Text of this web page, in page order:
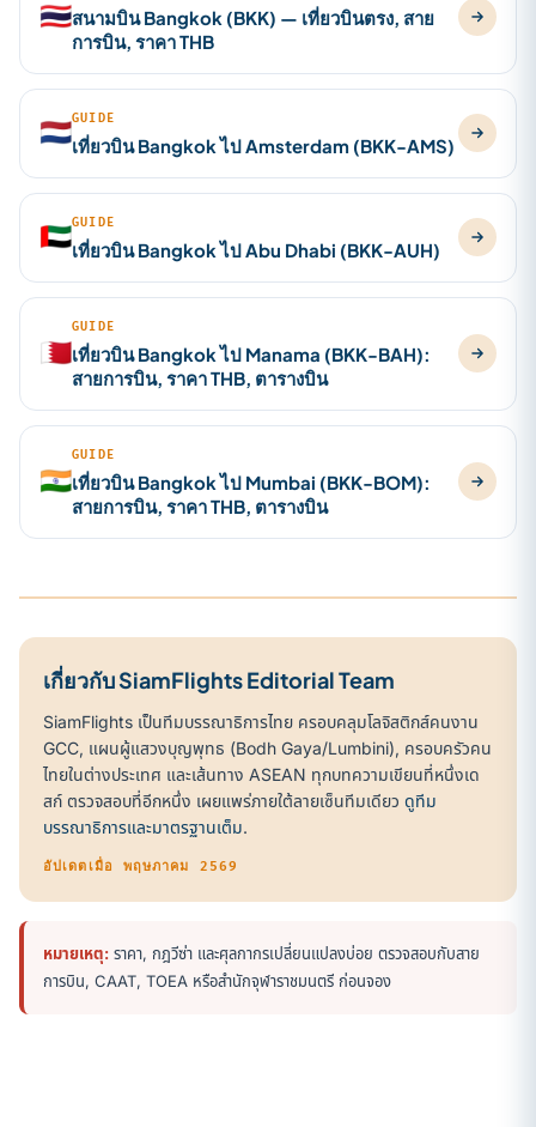
🇹🇭สนามบิน Bangkok (BKK) — เที่ยวบินตรง, สาย
การบิน, ราคา THB
🇳🇱GUIDE
เที่ยวบิน Bangkok ไป Amsterdam (BKK-AMS)
🇦🇪GUIDE
เที่ยวบิน Bangkok ไป Abu Dhabi (BKK-AUH)
🇧🇭
GUIDE
เที่ยวบิน Bangkok ไป Manama (BKK-BAH):
สายการบิน, ราคา THB, ตารางบิน
🇮🇳
GUIDE
เที่ยวบิน Bangkok ไป Mumbai (BKK-BOM):
สายการบิน, ราคา THB, ตารางบิน
เกี่ยวกับ SiamFlights Editorial Team
SiamFlights เป็นทีมบรรณาธิการไทย ครอบคลุมโลจิสติกส์คนงาน
GCC, แผนผู้แสวงบุญพุทธ (Bodh Gaya/Lumbini), ครอบครัวคน
ไทยในต่างประเทศ และเส้นทาง ASEAN ทุกบทความเขียนที่หนึ่งเด
สก์ ตรวจสอบที่อีกหนึ่ง เผยแพร่ภายใต้ลายเซ็นทีมเดียว ดูทีม
บรรณาธิการและมาตรฐานเต็ม.
อัปเดตเมื่อ พฤษภาคม 2569
หมายเหตุ: ราคา, กฎวีซ่า และศุลกากรเปลี่ยนแปลงบ่อย ตรวจสอบกับสาย
การบิน, CAAT, TOEA หรือสำนักจุฬาราชมนตรี ก่อนจอง